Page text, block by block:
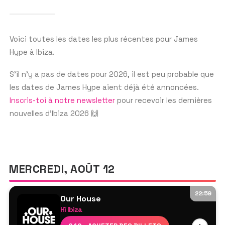
Avec plus de 2 millions d'auditeurs
mensuels sur Spotify, James Hype est
sans aucun doute l'un des talents les
plus en vogue à surveiller à Ibiza cette
saison.
Voici toutes les dates les plus récentes pour James
Hype à Ibiza.
S’il n’y a pas de dates pour 2026, il est peu probable que
les dates de James Hype aient déjà été annoncées.
Inscris-toi à notre newsletter pour recevoir les dernières
nouvelles d’Ibiza 2026 🙌
MERCREDI, AOÛT 12
22:59
Our House
Hï Ibiza
James Hype